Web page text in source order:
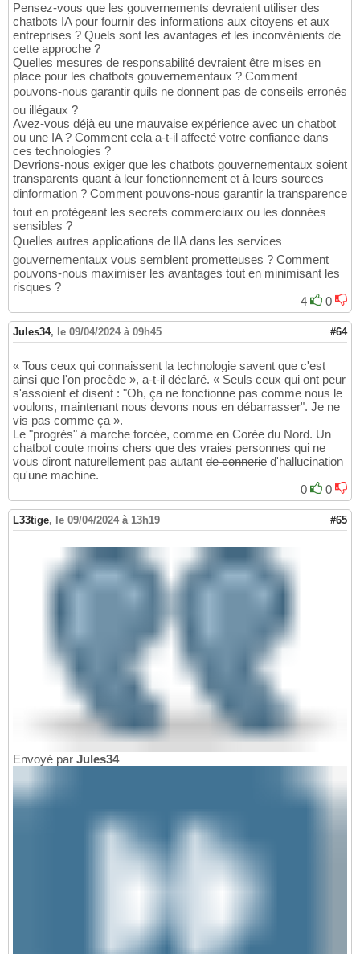
Pensez-vous que les gouvernements devraient utiliser des
chatbots IA pour fournir des informations aux citoyens et aux
entreprises ? Quels sont les avantages et les inconvénients de
cette approche ?
Quelles mesures de responsabilité devraient être mises en
place pour les chatbots gouvernementaux ? Comment
pouvons-nous garantir quils ne donnent pas de conseils erronés
ou illégaux ?
Avez-vous déjà eu une mauvaise expérience avec un chatbot
ou une IA ? Comment cela a-t-il affecté votre confiance dans
ces technologies ?
Devrions-nous exiger que les chatbots gouvernementaux soient
transparents quant à leur fonctionnement et à leurs sources
dinformation ? Comment pouvons-nous garantir la transparence
tout en protégeant les secrets commerciaux ou les données
sensibles ?
Quelles autres applications de lIA dans les services
gouvernementaux vous semblent prometteuses ? Comment
pouvons-nous maximiser les avantages tout en minimisant les
risques ?
4
0
Jules34, le 09/04/2024 à 09h45 #64
« Tous ceux qui connaissent la technologie savent que c'est
ainsi que l'on procède », a-t-il déclaré. « Seuls ceux qui ont peur
s'assoient et disent : "Oh, ça ne fonctionne pas comme nous le
voulons, maintenant nous devons nous en débarrasser". Je ne
vis pas comme ça ».
Le "progrès" à marche forcée, comme en Corée du Nord. Un
chatbot coute moins chers que des vraies personnes qui ne
vous diront naturellement pas autant de connerie d'hallucination
qu'une machine.
0
0
L33tige, le 09/04/2024 à 13h19 #65
Envoyé par Jules34